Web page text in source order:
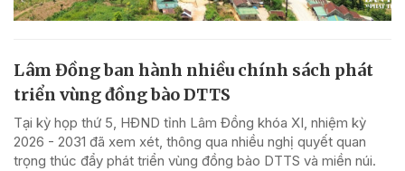
Lâm Đồng ban hành nhiều chính sách phát
triển vùng đồng bào DTTS
Tại kỳ họp thứ 5, HĐND tỉnh Lâm Đồng khóa XI, nhiệm kỳ
2026 - 2031 đã xem xét, thông qua nhiều nghị quyết quan
trọng thúc đẩy phát triển vùng đồng bào DTTS và miền núi.